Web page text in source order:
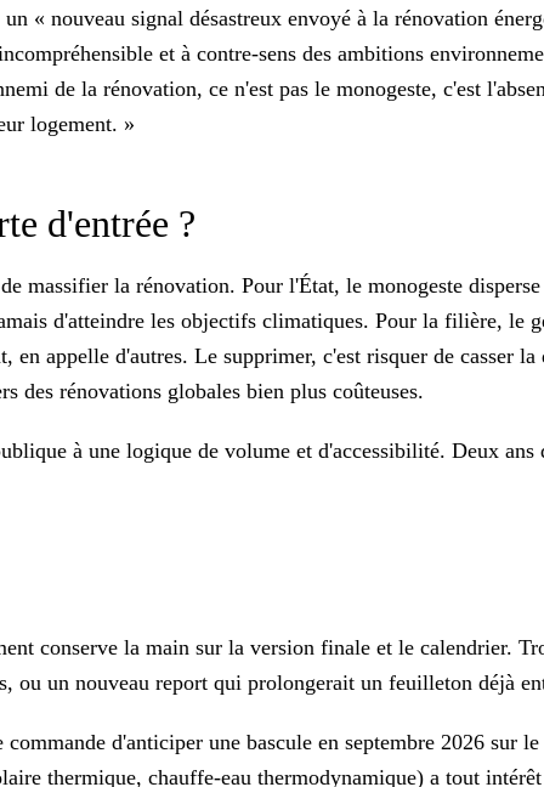
« nouveau signal désastreux envoyé à la rénovation
et à contre-sens des ambitions
de la rénovation, ce n'est pas le monogeste, c'est
logement. »
d'entrée ?
massifier la rénovation. Pour l'État, le monogeste
d'atteindre les objectifs climatiques. Pour la filière, le
appelle d'autres. Le supprimer, c'est risquer de casser
des rénovations globales bien plus coûteuses.
à une logique de volume et d'accessibilité. Deux ans
conserve la main sur la version finale et le calendrier.
ou un nouveau report qui prolongerait un feuilleton déjà
d'anticiper une bascule en septembre 2026 sur
thermique, chauffe-eau thermodynamique) a tout